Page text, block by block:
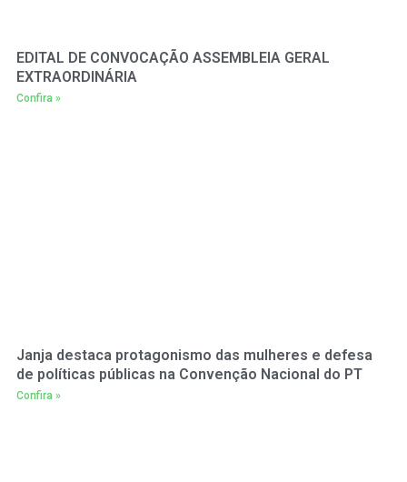
EDITAL DE CONVOCAÇÃO ASSEMBLEIA GERAL
EXTRAORDINÁRIA
Confira »
Janja destaca protagonismo das mulheres e defesa
de políticas públicas na Convenção Nacional do PT
Confira »